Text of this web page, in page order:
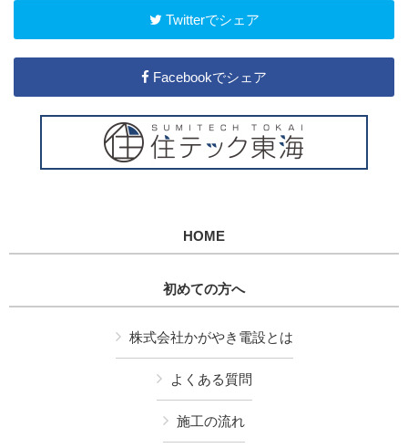
Twitterでシェア
Facebookでシェア
HOME
初めての方へ
株式会社かがやき電設とは
よくある質問
施工の流れ